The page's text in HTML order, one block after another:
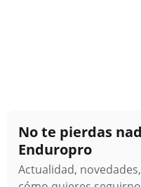
No te pierdas
Enduropro
Actualidad,